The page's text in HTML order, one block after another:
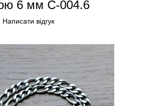
6 мм C-004.6
Написати відгук